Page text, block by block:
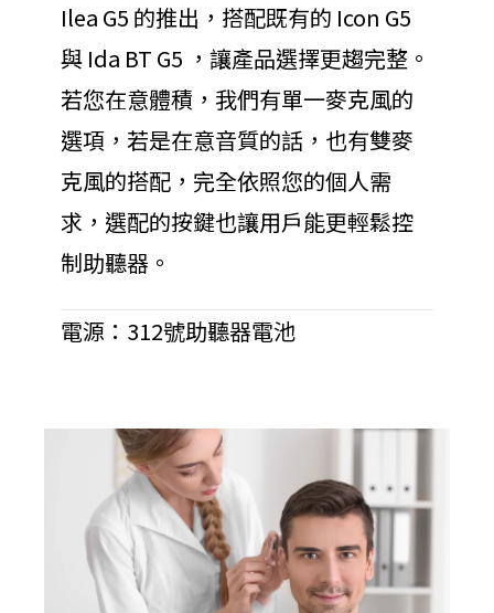
Ilea G5 的推出，搭配既有的 Icon G5
與 Ida BT G5 ，讓產品選擇更趨完整。
若您在意體積，我們有單一麥克風的
選項，若是在意音質的話，也有雙麥
克風的搭配，完全依照您的個人需
求，選配的按鍵也讓用戶能更輕鬆控
制助聽器。
電源：312號助聽器電池